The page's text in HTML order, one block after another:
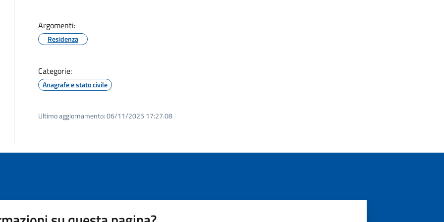
Argomenti:
Residenza
Categorie:
Anagrafe e stato civile
Ultimo aggiornamento:06/11/2025 17:27.08